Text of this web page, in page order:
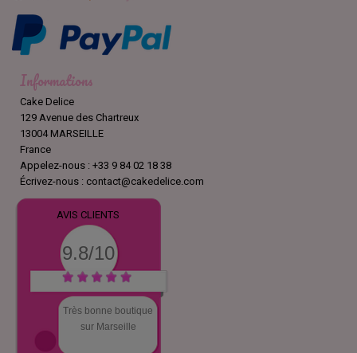
Informations
Cake Delice
129 Avenue des Chartreux
13004 MARSEILLE
France
Appelez-nous : +33 9 84 02 18 38
Écrivez-nous : contact@cakedelice.com
AVIS CLIENTS
9.8/10
Très bonne boutique
sur Marseille